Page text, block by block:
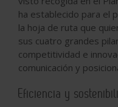
ha establecido para el
la hoja de ruta que
sus cuatro grandes
competitividad e
comunicación y
Eficiencia y